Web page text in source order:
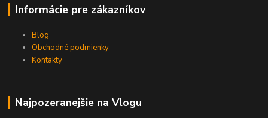
Informácie pre zákazníkov
Blog
Obchodné podmienky
Kontakty
Najpozeranejšie na Vlogu